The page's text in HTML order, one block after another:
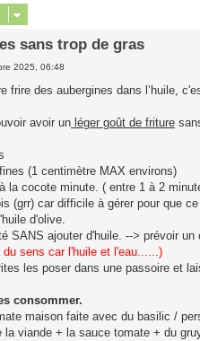
sans trop de gras
2025, 06:48
frire des aubergines dans l’huile,
avoir un léger goût de friture
(1 centimètre MAX environs)
la cocote minute. ( entre 1 à 2
(grr) car difficile à gérer pour que
d'olive.
SANS ajouter d'huile. --> prévoir
sens car l'huile et l'eau......)
les poser dans une passoire et
consommer.
maison faite avec du basilic /
la viande + la sauce tomate + du